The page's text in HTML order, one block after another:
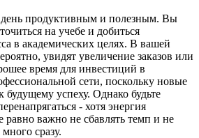
день продуктивным и полезным. Вы
на учебе и добиться
в академических целях. В вашей
увидят увеличение заказов или
время для инвестиций в
сети, поскольку новые
будущему успеху. Однако будьте
- хотя энергия
равно важно не сбавлять темп и не
сразу.